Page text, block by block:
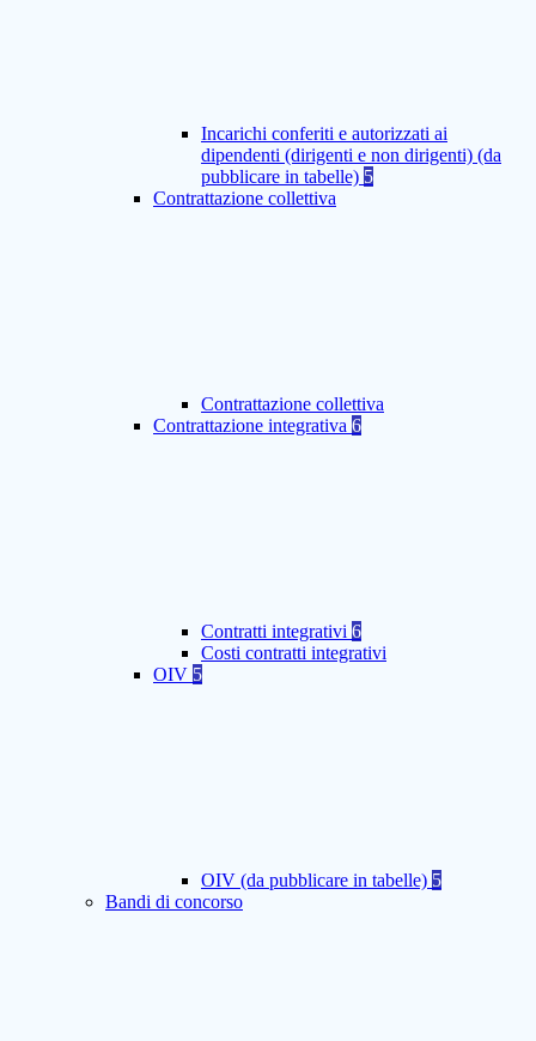
Incarichi conferiti e autorizzati ai
dipendenti (dirigenti e non dirigenti) (da
pubblicare in tabelle) 5
Contrattazione collettiva
Contrattazione collettiva
Contrattazione integrativa 6
Contratti integrativi 6
Costi contratti integrativi
OIV 5
OIV (da pubblicare in tabelle) 5
Bandi di concorso